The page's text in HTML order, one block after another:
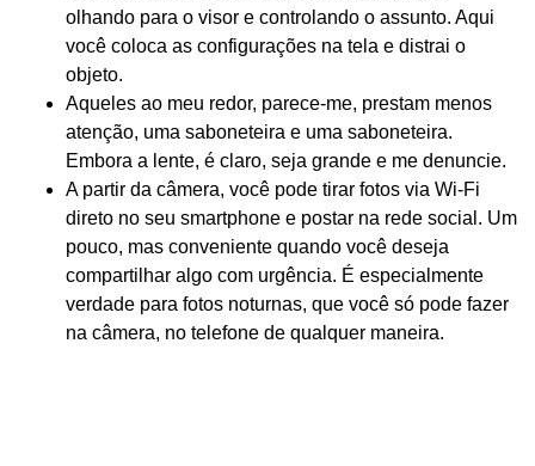
olhando para o visor e controlando o assunto. Aqui
você coloca as configurações na tela e distrai o
objeto.
Aqueles ao meu redor, parece-me, prestam menos
atenção, uma saboneteira e uma saboneteira.
Embora a lente, é claro, seja grande e me denuncie.
A partir da câmera, você pode tirar fotos via Wi-Fi
direto no seu smartphone e postar na rede social. Um
pouco, mas conveniente quando você deseja
compartilhar algo com urgência. É especialmente
verdade para fotos noturnas, que você só pode fazer
na câmera, no telefone de qualquer maneira.